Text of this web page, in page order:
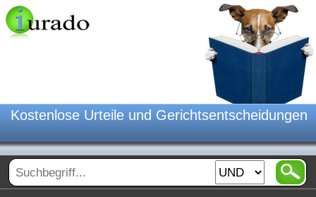
Kostenlose Urteile und Gerichtsentscheidungen